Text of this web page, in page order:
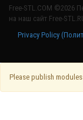
Free-STL.COM ©2026
на наш сайт Free-
Privacy Policy
Please publish